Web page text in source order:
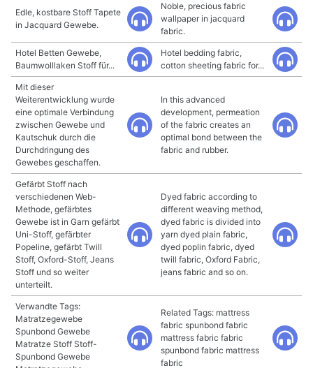
Edle, kostbare Stoff Tapete
in Jacquard Gewebe.
Noble, precious fabric
wallpaper in jacquard
fabric.
Hotel Betten Gewebe,
Baumwolllaken Stoff für...
Hotel bedding fabric,
cotton sheeting fabric for...
Mit dieser
Weiterentwicklung wurde
eine optimale Verbindung
zwischen Gewebe und
Kautschuk durch die
Durchdringung des
Gewebes geschaffen.
In this advanced
development, permeation
of the fabric creates an
optimal bond between the
fabric and rubber.
Gefärbt Stoff nach
verschiedenen Web-
Methode, gefärbtes
Gewebe ist in Garn gefärbt
Uni-Stoff, gefärbter
Popeline, gefärbt Twill
Stoff, Oxford-Stoff, Jeans
Stoff und so weiter
unterteilt.
Dyed fabric according to
different weaving method,
dyed fabric is divided into
yarn dyed plain fabric,
dyed poplin fabric, dyed
twill fabric, Oxford Fabric,
jeans fabric and so on.
Verwandte Tags:
Matratzegewebe
Spunbond Gewebe
Matratze Stoff Stoff-
Spunbond Gewebe
Related Tags: mattress
fabric spunbond fabric
mattress fabric fabric
spunbond fabric mattress
fabric